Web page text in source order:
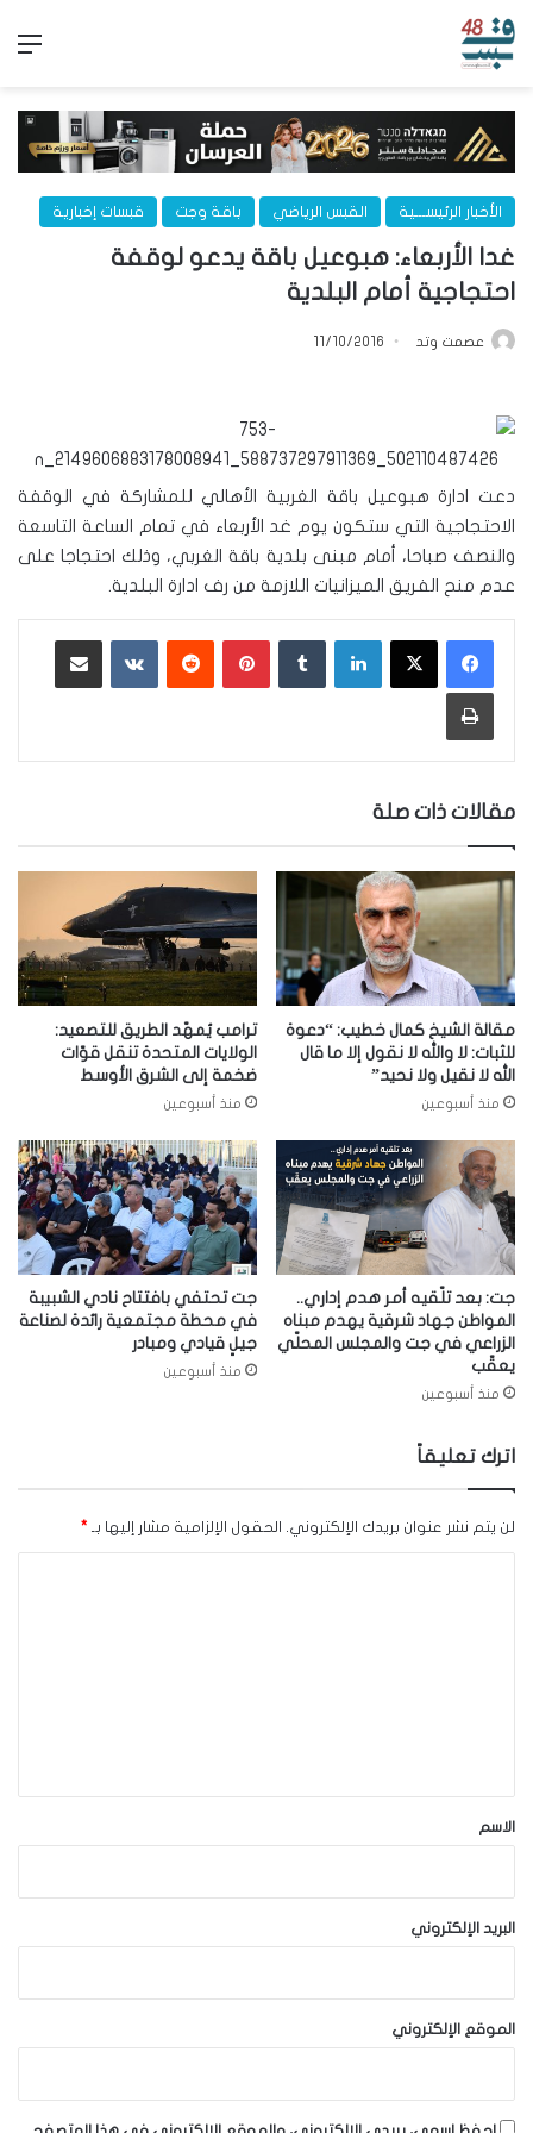
الأخبار الرئيســـية القبس الرياضي باقة وجت قبسات إخبارية
غدا الأربعاء: هبوعيل باقة يدعو لوقفة
احتجاجية أمام البلدية
عصمت وتد 11/10/2016
دعت ادارة هبوعيل باقة الغربية الأهالي للمشاركة في الوقفة
الاحتجاجية التي ستكون يوم غد الأربعاء في تمام الساعة التاسعة
والنصف صباحا، أمام مبنى بلدية باقة الغربي، وذلك احتجاجا على
عدم منح الفريق الميزانيات اللازمة من رف ادارة البلدية.
لينكدإن بينتيريست ‏VKontakte
طباعة
مقالات ذات صلة
مقالة الشيخ كمال خطيب: “دعوة
للثبات: لا والله لا نقول إلا ما قال
الله لا نقيل ولا نحيد”
منذ أسبوعين
ترامب يُمهّد الطريق للتصعيد:
الولايات المتحدة تنقل قوّات
ضخمة إلى الشرق الأوسط
منذ أسبوعين
جت: بعد تلّقيه أمر هدم إداري..
المواطن جهاد شرقية يهدم مبناه
الزراعي في جت والمجلس المحلّي
يعقّب
منذ أسبوعين
جت تحتفي بافتتاح نادي الشبيبة
في محطة مجتمعية رائدة لصناعة
جيلٍ قيادي ومبادر
منذ أسبوعين
اترك تعليقاً
لن يتم نشر عنوان بريدك الإلكتروني. الحقول الإلزامية مشار إليها بـ *
*الاسم
البريد الإلكتروني
الموقع الإلكتروني